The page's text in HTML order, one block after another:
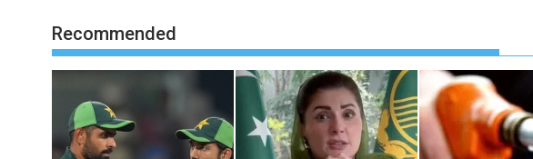
Recommended